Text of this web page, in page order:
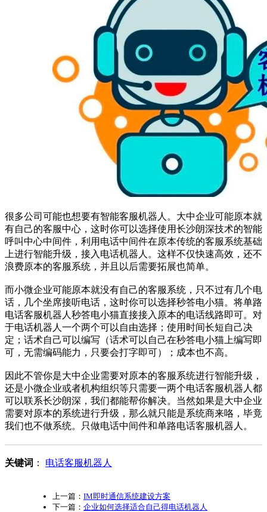
很多公司可能也想要有智能客服机器人。大中企业可能原本就
有自己的客服中心，这时你可以选择使用长沙朗深技术的智能
呼叫中心中间件，利用电话中间件在原本传统的客服系统基础
上进行智能升级，接入电话机器人。这样不仅快速高效，还不
浪费原本的客服系统，并且以后需要拓展也简单。
而小微企业可能原本就没有自己的客服系统，只不过有几个电
话，几个坐席接听电话，这时你可以选择秒答电小猫。将单路
电话客服机器人秒答电小猫直接接入原本的电话线路即可。对
于电话机器人一个两个可以自由选择；使用时间长短自己决
定；话术自己可以编写（话术可以自己在秒答电小猫上编写即
可，无需编码能力，只要会打字即可）；成本也不高。
因此不管你是大中企业需要对原本的客服系统进行智能升级，
还是小微企业或者机构组织等只需要一两个电话客服机器人都
可以联系长沙朗深，我们都能帮你解决。当然如果是大中企业
需要对原本的系统进行升级，那么就只能是系统商来咯，毕竟
我们也不做系统。只做电话中间件和单路电话客服机器人。
关键词 ： 电话客服机器人
上一篇： IM即时通信系统建设方案
下一篇： 企业如何选择适合自己得电话机器人